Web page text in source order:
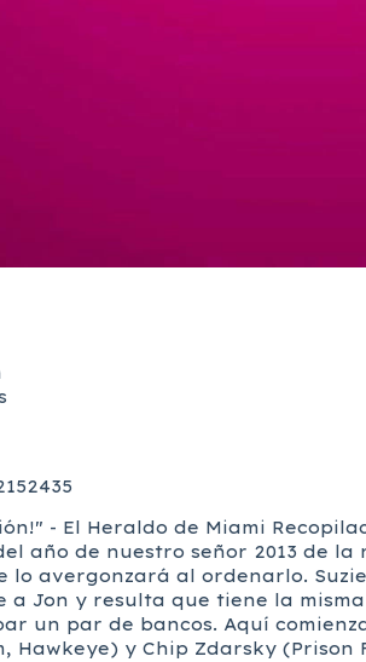
- El Heraldo de Miami
año de nuestro señor 2013 de
lo avergonzará al ordenarlo.
a Jon y resulta que tiene la
un par de bancos. Aquí
Hawkeye) y Chip Zdarsky (Prison